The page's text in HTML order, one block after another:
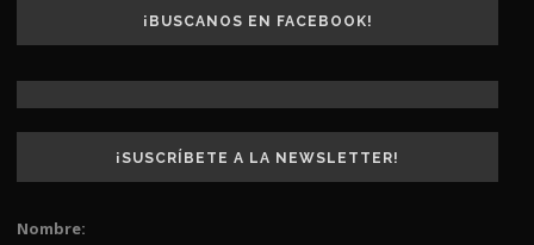
¡BUSCANOS EN FACEBOOK!
¡SUSCRÍBETE A LA NEWSLETTER!
Nombre: